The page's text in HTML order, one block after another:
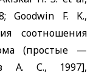
Goodwin F. K.,
соотношения
(простые —
А. С., 1997],